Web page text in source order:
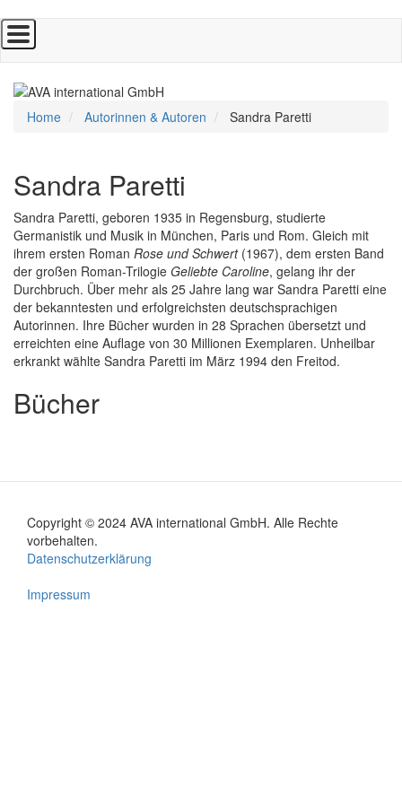
Direkt
zum
Inhalt
Home Autorinnen & Autoren Sandra Paretti
Sandra Paretti
Sandra Paretti, geboren 1935 in Regensburg, studierte
Germanistik und Musik in München, Paris und Rom. Gleich mit
ihrem ersten Roman Rose und Schwert (1967), dem ersten Band
der großen Roman-Trilogie Geliebte Caroline, gelang ihr der
Durchbruch. Über mehr als 25 Jahre lang war Sandra Paretti eine
der bekanntesten und erfolgreichsten deutschsprachigen
Autorinnen. Ihre Bücher wurden in 28 Sprachen übersetzt und
erreichten eine Auflage von 30 Millionen Exemplaren. Unheilbar
erkrankt wählte Sandra Paretti im März 1994 den Freitod.
Bücher
Copyright © 2024 AVA international GmbH. Alle Rechte
vorbehalten.
Footer
menu
Datenschutzerklärung
Impressum